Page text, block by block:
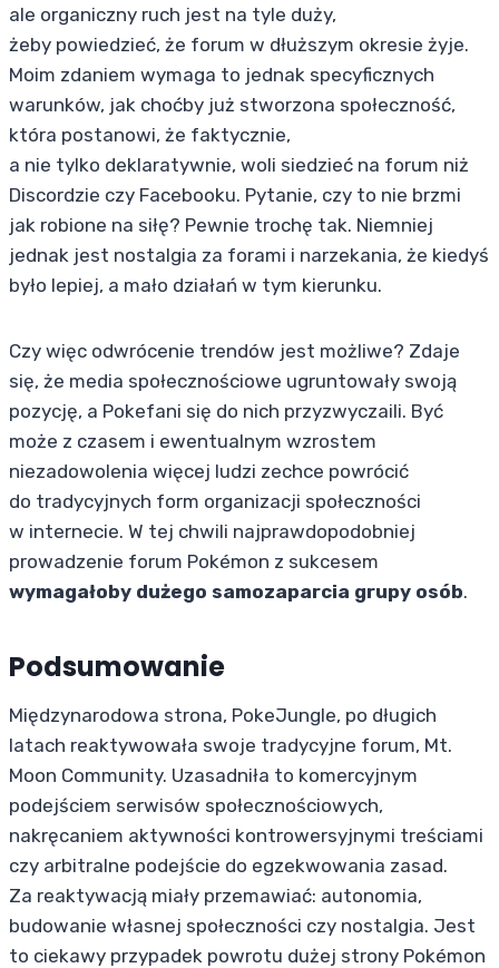
ale organiczny ruch jest na tyle duży,
żeby powiedzieć, że forum w dłuższym okresie żyje.
Moim zdaniem wymaga to jednak specyficznych
warunków, jak choćby już stworzona społeczność,
która postanowi, że faktycznie,
a nie tylko deklaratywnie, woli siedzieć na forum niż
Discordzie czy Facebooku. Pytanie, czy to nie brzmi
jak robione na siłę? Pewnie trochę tak. Niemniej
jednak jest nostalgia za forami i narzekania, że kiedyś
było lepiej, a mało działań w tym kierunku.
Czy więc odwrócenie trendów jest możliwe? Zdaje
się, że media społecznościowe ugruntowały swoją
pozycję, a Pokefani się do nich przyzwyczaili. Być
może z czasem i ewentualnym wzrostem
niezadowolenia więcej ludzi zechce powrócić
do tradycyjnych form organizacji społeczności
w internecie. W tej chwili najprawdopodobniej
prowadzenie forum Pokémon z sukcesem
wymagałoby dużego samozaparcia grupy osób.
Podsumowanie
Międzynarodowa strona, PokeJungle, po długich
latach reaktywowała swoje tradycyjne forum, Mt.
Moon Community. Uzasadniła to komercyjnym
podejściem serwisów społecznościowych,
nakręcaniem aktywności kontrowersyjnymi treściami
czy arbitralne podejście do egzekwowania zasad.
Za reaktywacją miały przemawiać: autonomia,
budowanie własnej społeczności czy nostalgia. Jest
to ciekawy przypadek powrotu dużej strony Pokémon